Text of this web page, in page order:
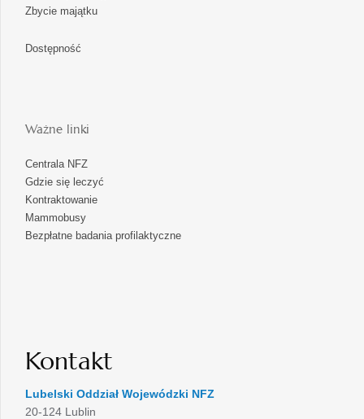
Zbycie majątku
Dostępność
Ważne linki
Centrala NFZ
Gdzie się leczyć
Kontraktowanie
Mammobusy
Bezpłatne badania profilaktyczne
Kontakt
Lubelski Oddział Wojewódzki NFZ
20-124 Lublin